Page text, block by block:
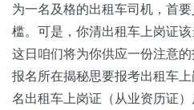
为一名及格的出租车司机，首
槛。可是，你清出租车上岗证
这日咱们将为你供应一份注意
报名所在揭秘思要报考出租车
名出租车上岗证（从业资历证